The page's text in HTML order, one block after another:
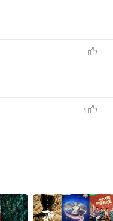
都好看～轻松营造复
1